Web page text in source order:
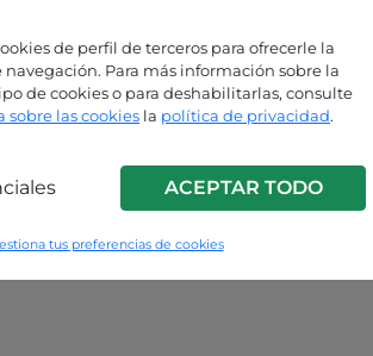
de perfil de terceros para ofrecerle la
Para más información sobre la
de cookies o para deshabilitarlas, consulte
las cookies la política de privacidad.
ACEPTAR TODO
tus preferencias de cookies